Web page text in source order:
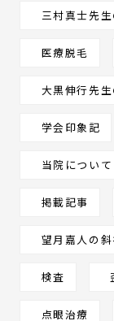
〒
3
三村真士先
医療脱毛
大黒伸行先
学会印象記
当院について
掲載記事
望月嘉人の
検査
点眼治療